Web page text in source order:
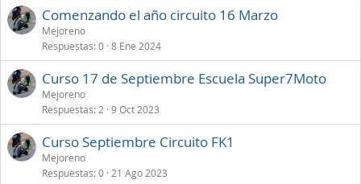
Comenzando el año circuito 16 Marzo
Mejoreno
Respuestas 0 8 Ene 2024
Curso 17 de Septiembre Escuela Super7Moto
Mejoreno
Respuestas 2 9 Oct 2023
Curso Septiembre Circuito FK1
Mejoreno
Respuestas 0 21 Ago 2023